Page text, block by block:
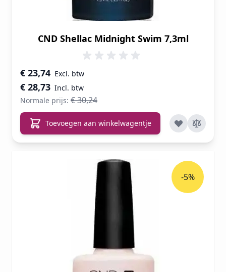
CND Shellac Midnight Swim 7,3ml
Speciale prijs
€ 28,73
€ 23,74
Normale prijs: € 30,24
Toevoegen aan winkelwagentje
-5%